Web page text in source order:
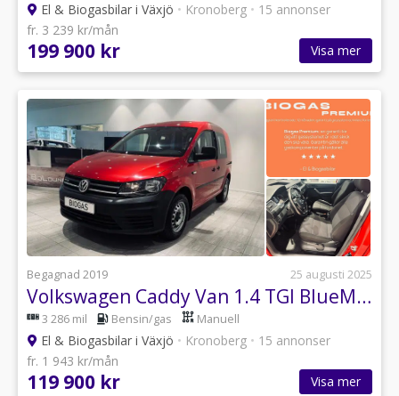
El & Biogasbilar i Växjö • Kronoberg • 15 annonser
fr. 3 239 kr/mån
199 900 kr Visa mer
Begagnad 2019 25 augusti 2025
Volkswagen Caddy Van 1.4 TGI BlueMotion Euro 6
3 286 mil Bensin/gas Manuell
El & Biogasbilar i Växjö • Kronoberg • 15 annonser
fr. 1 943 kr/mån
119 900 kr Visa mer